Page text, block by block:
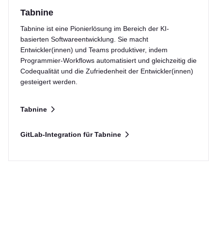
Tabnine
Tabnine ist eine Pionierlösung im Bereich der KI-
basierten Softwareentwicklung. Sie macht
Entwickler(innen) und Teams produktiver, indem
Programmier-Workflows automatisiert und gleichzeitig die
Codequalität und die Zufriedenheit der Entwickler(innen)
gesteigert werden.
GitLab-Integration für Tabnine
Tabnine